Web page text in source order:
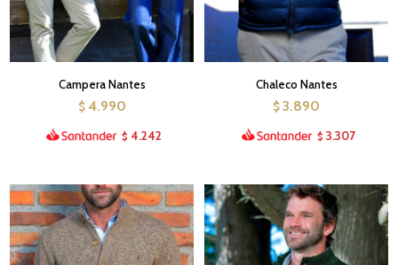
Campera Nantes
$ 4.990
$ 4.242
Chaleco Nantes
$ 3.890
$ 3.307